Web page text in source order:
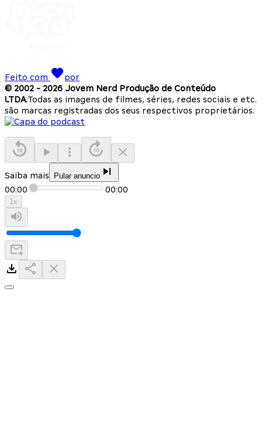
Feito com
por
© 2002 - 2026 Jovem Nerd Produção de Conteúdo
LTDA.Todas as imagens de filmes, séries, redes sociais e etc.
são marcas registradas dos seus respectivos proprietários.
Saiba mais Pular anuncio
00:00 00:00
1x